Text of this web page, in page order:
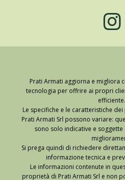
Prati Armati aggiorna e migliora
tecnologia per offrire ai propri
efficiente.
Le specifiche e le caratteristiche
Prati Armati Srl possono variare:
sono solo indicative e
Si prega quindi di richiedere
informazione tecnica e
Le informazioni contenute in
proprietà di Prati Armati Srl e non